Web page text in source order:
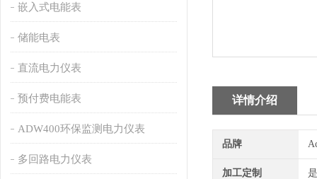
嵌入式电能表
储能电表
直流电力仪表
预付费电能表
ADW400环保监测电力仪表
多回路电力仪表
详情介绍
品牌
加工定制